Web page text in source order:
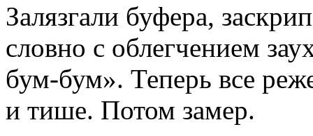
Залязгали буфера,
словно с облегчением
бум-бум». Теперь все
и тише. Потом замер.